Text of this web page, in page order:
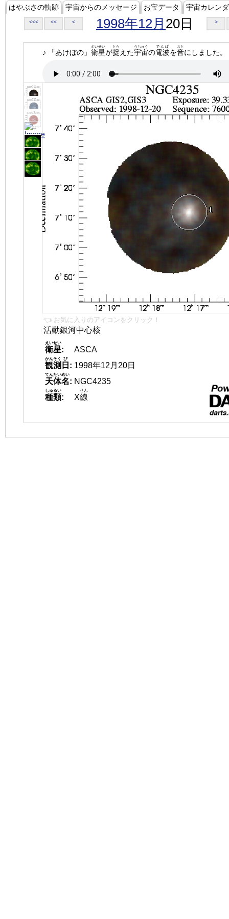
はやぶさの軌跡 宇宙からのメッセージ お宝データ 宇宙カレン
<<< << < 1998年12月 20日 >
♪ 「あけぼの」 衛星
えいせい
が捉
とら
えた宇宙
うちゅう
の電波
でんぱ
を音
おと
にしました。
👈 お気に入りのアイコンをクリック！
活動銀河中心核
衛星
えいせい
:
ASCA
観測
かんそく
日
び
: 1998年12月20日
天体名
てんたいめい
: NGC4235
種類
しゅるい
: X線
せん